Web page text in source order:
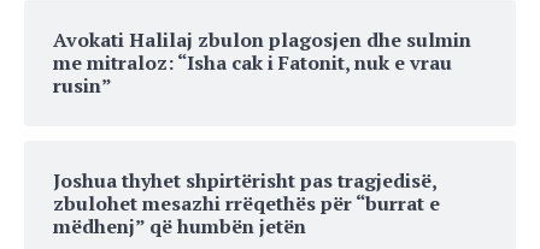
Avokati Halilaj zbulon plagosjen dhe sulmin
me mitraloz: “Isha cak i Fatonit, nuk e vrau
rusin”
Joshua thyhet shpirtërisht pas tragjedisë,
zbulohet mesazhi rrëqethës për “burrat e
mëdhenj” që humbën jetën